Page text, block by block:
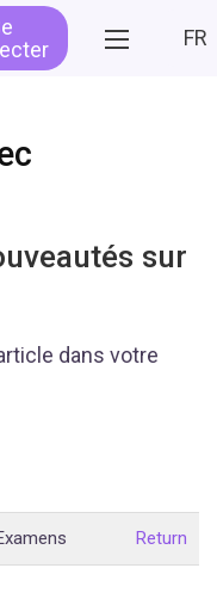
FR
sur
dans votre
Return